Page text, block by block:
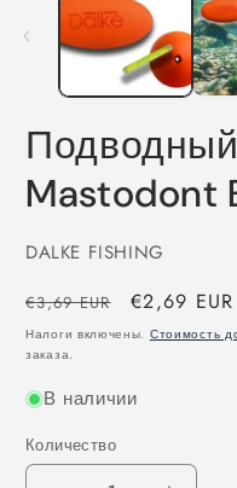
модальном
Mastodont
DALKE FISHING
Обычная
цена
€3,69 EUR
Цена
со
€2,69 EUR
Налоги включены. Стоимость
заказа.
В наличии
Количество
Количество